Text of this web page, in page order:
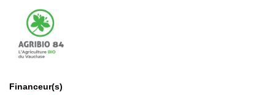
Financeur(s)